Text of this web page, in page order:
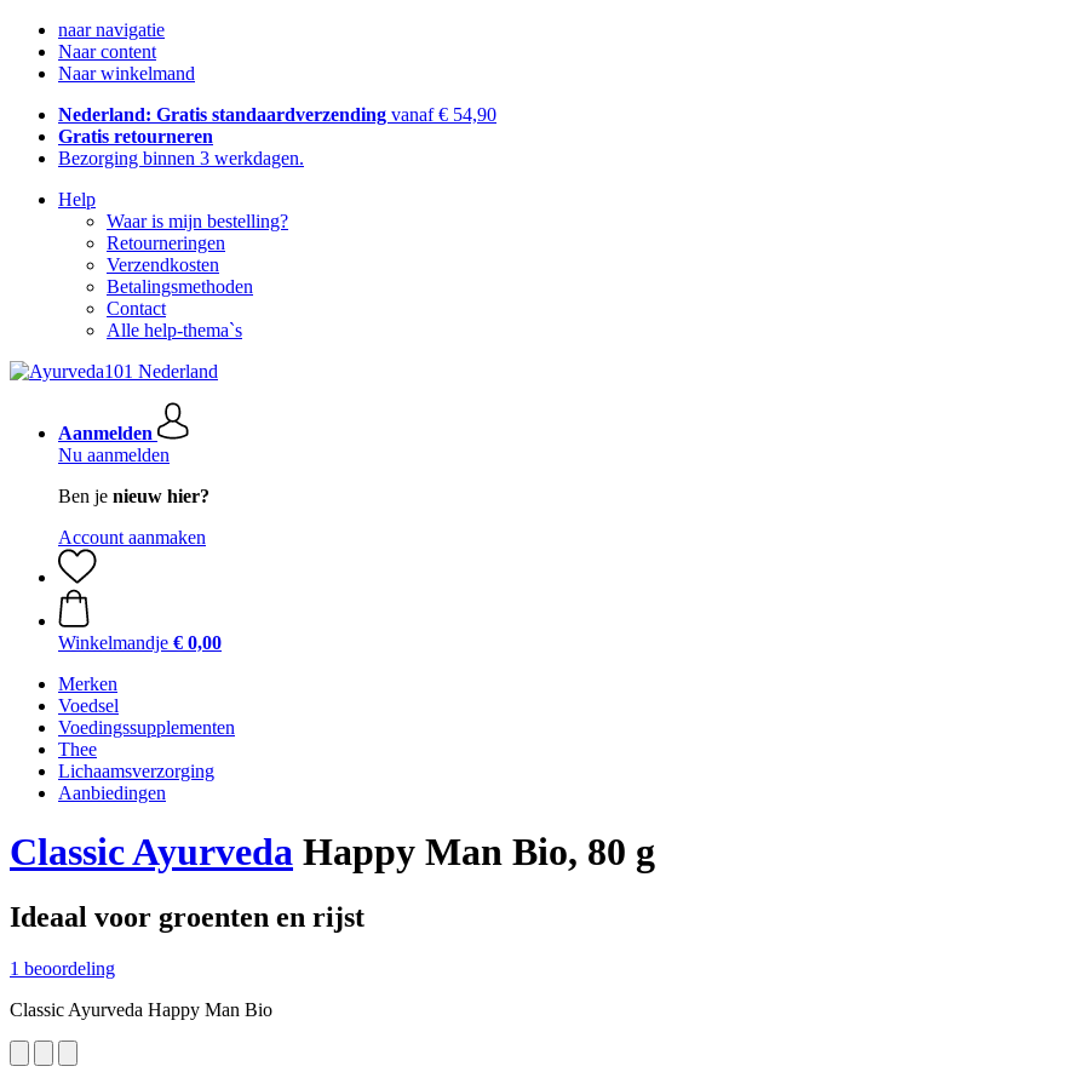
naar navigatie
Naar content
Naar winkelmand
Nederland: Gratis standaardverzending vanaf € 54,90
Gratis retourneren
Bezorging binnen 3 werkdagen.
Help
Waar is mijn bestelling?
Retourneringen
Verzendkosten
Betalingsmethoden
Contact
Alle help-thema`s
Aanmelden
Nu aanmelden
Ben je nieuw hier?
Account aanmaken
Winkelmandje € 0,00
Merken
Voedsel
Voedingssupplementen
Thee
Lichaamsverzorging
Aanbiedingen
Classic Ayurveda Happy Man Bio, 80 g
Ideaal voor groenten en rijst
1 beoordeling
Classic Ayurveda Happy Man Bio